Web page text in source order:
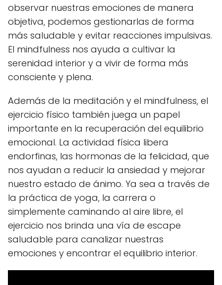
observar nuestras emociones de manera
objetiva, podemos gestionarlas de forma
más saludable y evitar reacciones impulsivas.
El mindfulness nos ayuda a cultivar la
serenidad interior y a vivir de forma más
consciente y plena.
Además de la meditación y el mindfulness, el
ejercicio físico también juega un papel
importante en la recuperación del equilibrio
emocional. La actividad física libera
endorfinas, las hormonas de la felicidad, que
nos ayudan a reducir la ansiedad y mejorar
nuestro estado de ánimo. Ya sea a través de
la práctica de yoga, la carrera o
simplemente caminando al aire libre, el
ejercicio nos brinda una vía de escape
saludable para canalizar nuestras
emociones y encontrar el equilibrio interior.